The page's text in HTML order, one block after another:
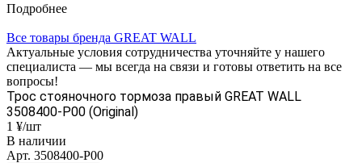
Подробнее
Все товары бренда GREAT WALL
Актуальные условия сотрудничества уточняйте у нашего
специалиста — мы всегда на связи и готовы ответить на все
вопросы!
Трос стояночного тормоза правый GREAT WALL
3508400-P00 (Original)
1 ¥/шт
В наличии
Арт. 3508400-P00